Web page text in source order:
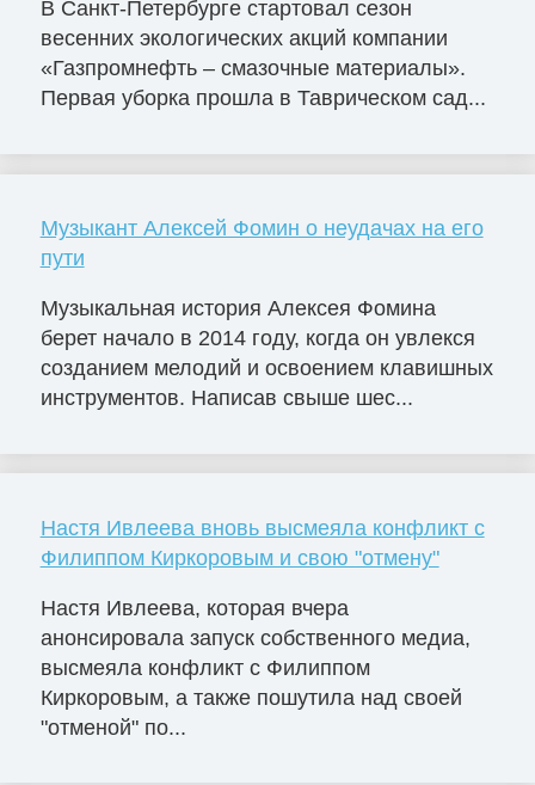
В Санкт-Петербурге стартовал сезон
весенних экологических акций компании
«Газпромнефть – смазочные материалы».
Первая уборка прошла в Таврическом сад...
Музыкант Алексей Фомин о неудачах на его
пути
Музыкальная история Алексея Фомина
берет начало в 2014 году, когда он увлекся
созданием мелодий и освоением клавишных
инструментов. Написав свыше шес...
Настя Ивлеева вновь высмеяла конфликт с
Филиппом Киркоровым и свою "отмену"
Настя Ивлеева, которая вчера
анонсировала запуск собственного медиа,
высмеяла конфликт с Филиппом
Киркоровым, а также пошутила над своей
"отменой" по...